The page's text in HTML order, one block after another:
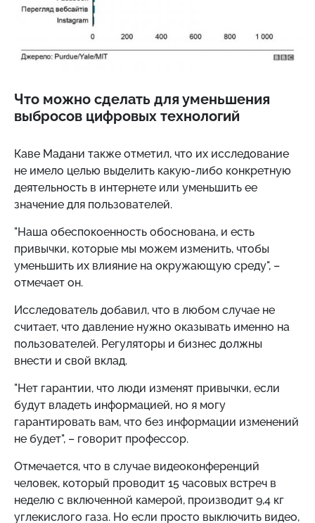
Что можно сделать для уменьшения
выбросов цифровых технологий
Каве Мадани также отметил, что их исследование
не имело целью выделить какую-либо конкретную
деятельность в интернете или уменьшить ее
значение для пользователей.
"Наша обеспокоенность обоснована, и есть
привычки, которые мы можем изменить, чтобы
уменьшить их влияние на окружающую среду", –
отмечает он.
Исследователь добавил, что в любом случае не
считает, что давление нужно оказывать именно на
пользователей. Регуляторы и бизнес должны
внести и свой вклад.
"Нет гарантии, что люди изменят привычки, если
будут владеть информацией, но я могу
гарантировать вам, что без информации изменений
не будет", – говорит профессор.
Отмечается, что в случае видеоконференций
человек, который проводит 15 часовых встреч в
неделю с включенной камерой, производит 9,4 кг
углекислого газа. Но если просто выключить видео,